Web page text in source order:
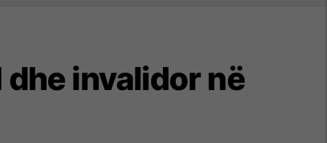
invalidor në